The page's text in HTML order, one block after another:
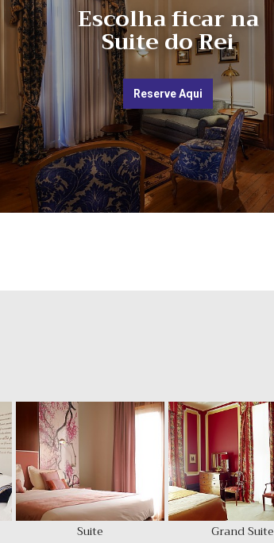
Escolha ficar na
Suite do Rei
Reserve Aqui
Suite Grand Suite